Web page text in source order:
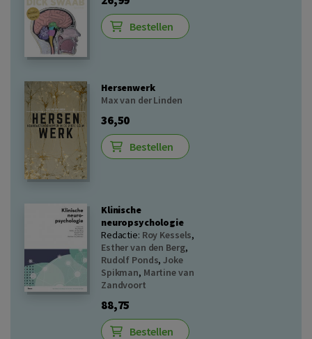
Bestellen
Hersenwerk
Max van der Linden
36,50
Bestellen
Klinische
neuropsychologie
Redactie: Roy Kessels,
Esther van den Berg,
Rudolf Ponds,Joke
Spikman, Martine van
Zandvoort
88,75
Bestellen